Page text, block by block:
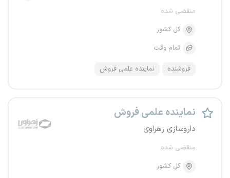
منقضی شده
کل کشور
تمام وقت
فروشنده نماینده علمی فروش
نماینده علمی فروش
داروسازی زهراوی
منقضی شده
کل کشور